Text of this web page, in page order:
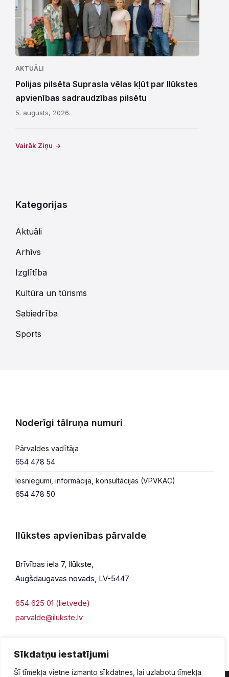
Sīkdatņu iestatījumi
Šī tīmekļa vietne izmanto sīkdatnes, lai uzlabotu tīmekļa
AKTUĀLI
Polijas pilsēta Suprasla vēlas kļūt par Ilūkstes
apvienības sadraudzības pilsētu
5. augusts, 2026.
Vairāk Ziņu
Kategorijas
Aktuāli
Arhīvs
Izglītība
Kultūra un tūrisms
Sabiedrība
Sports
Noderīgi tālruņa numuri
Pārvaldes vadītāja
654 478 54
Iesniegumi, informācija, konsultācijas (VPVKAC)
654 478 50
Ilūkstes apvienības pārvalde
Brīvības iela 7, Ilūkste,
Augšdaugavas novads, LV-5447
654 625 01 (lietvede)
parvalde@ilukste.lv